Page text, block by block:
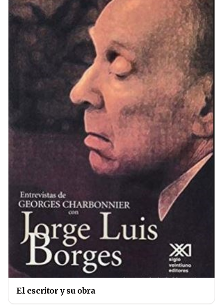
El escritor y su obra